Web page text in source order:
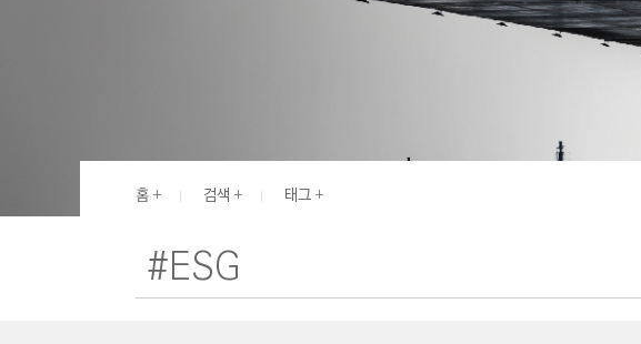
N
G
N
홈 검색 태그